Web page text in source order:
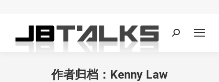
Search:
作者归档： Kenny Law